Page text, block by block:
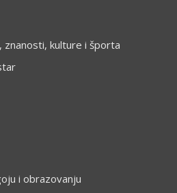
kulture i športa
i obrazovanju